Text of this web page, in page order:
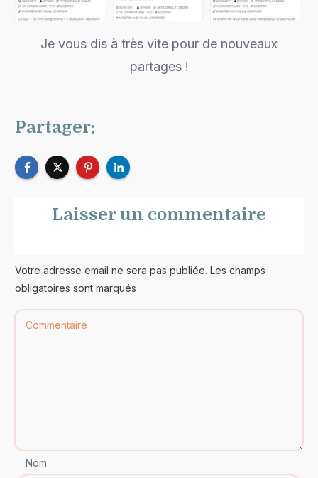
Je vous dis à très vite pour de nouveaux
partages !
Partager:
Laisser un commentaire
Votre adresse email ne sera pas publiée. Les champs
obligatoires sont marqués
Nom